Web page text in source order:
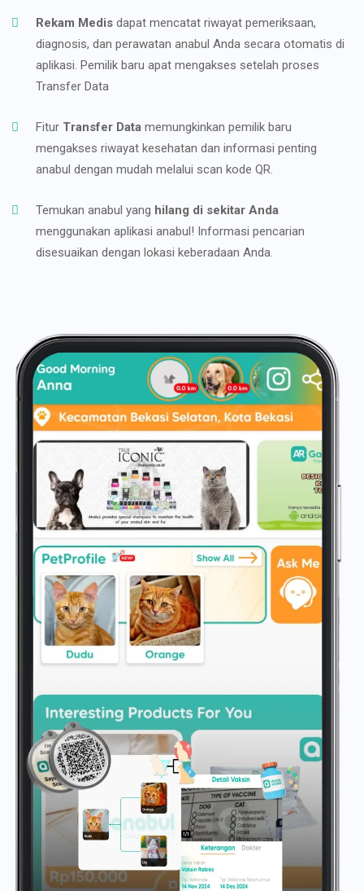
Rekam Medis dapat mencatat riwayat pemeriksaan,
diagnosis, dan perawatan anabul Anda secara otomatis di
aplikasi. Pemilik baru apat mengakses setelah proses
Transfer Data
Fitur Transfer Data memungkinkan pemilik baru
mengakses riwayat kesehatan dan informasi penting
anabul dengan mudah melalui scan kode QR.
Temukan anabul yang hilang di sekitar Anda
menggunakan aplikasi anabul! Informasi pencarian
disesuaikan dengan lokasi keberadaan Anda.